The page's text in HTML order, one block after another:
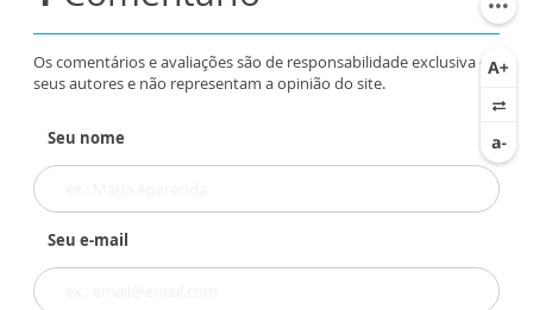
Os comentários e avaliações são de responsabilidade exclusiva de
seus autores e não representam a opinião do site.
Seu nome
Seu e-mail